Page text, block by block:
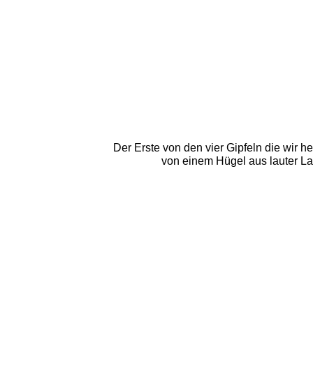
Der Erste von den vier Gipfeln die wir
von einem Hügel aus lauter